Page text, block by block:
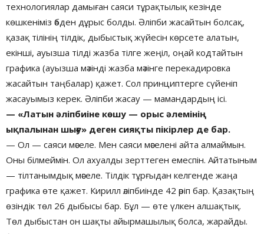
технологиялар дамыған саяси тұрақтылық кезінде
көшкеніміз әбден дұрыс болды. Әліпби жасайтын болсақ,
қазақ тілінің тілдік, дыбыстық жүйесін көрсете алатын,
екінші, ауызша тілді жазба тілге жеңіл, оңай кодтайтын
графика (ауызша мәтінді жазба мәтінге перекадировка
жасайтын таңбалар) қажет. Сол принциптерге сүйеніп
жасауымыз керек. Әліпби жасау — мамандардың ісі.
— «Латын әліпбиіне көшу — орыс әлемінің
ықпалынан шығу» деген сияқты пікірлер де бар.
— Ол — саяси мәселе. Мен саяси мәселені айта алмаймын.
Оны білмеймін. Ол ахуалды зерттеген емеспін. Айтатыным
— тілтанымдық мәселе. Тілдік тұрғыдан келгенде жаңа
графика өте қажет. Кирилл әліпбиінде 42 әріп бар. Қазақтың
өзіндік төл 26 дыбысы бар. Бұл — өте үлкен алшақтық.
Төл дыбыстан он шақты айырмашылық болса, жарайды.